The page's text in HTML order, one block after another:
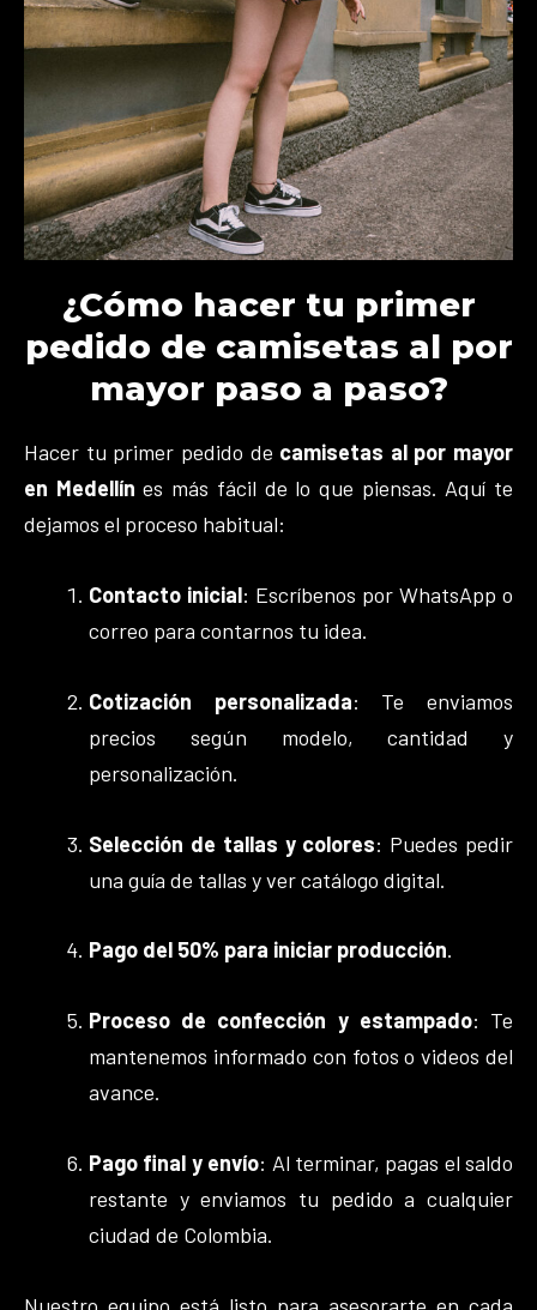
¿Cómo hacer tu primer
pedido de camisetas al por
mayor paso a paso?
Hacer tu primer pedido de camisetas al por mayor
en Medellín es más fácil de lo que piensas. Aquí te
dejamos el proceso habitual:
Contacto inicial: Escríbenos por WhatsApp o
correo para contarnos tu idea.
Cotización personalizada: Te enviamos
precios según modelo, cantidad y
personalización.
Selección de tallas y colores: Puedes pedir
una guía de tallas y ver catálogo digital.
Pago del 50% para iniciar producción.
Proceso de confección y estampado: Te
mantenemos informado con fotos o videos del
avance.
Pago final y envío: Al terminar, pagas el saldo
restante y enviamos tu pedido a cualquier
ciudad de Colombia.